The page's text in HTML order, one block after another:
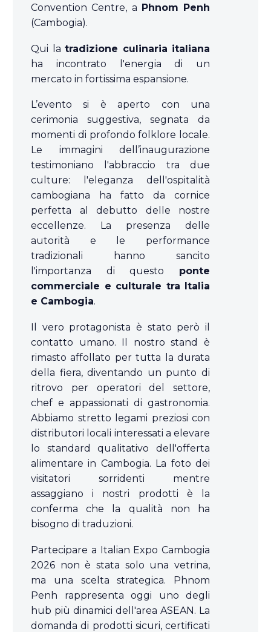
Convention Centre, a Phnom Penh
(Cambogia).
Qui la tradizione culinaria italiana
ha incontrato l'energia di un
mercato in fortissima espansione.
L’evento si è aperto con una
cerimonia suggestiva, segnata da
momenti di profondo folklore locale.
Le immagini dell’inaugurazione
testimoniano l'abbraccio tra due
culture: l'eleganza dell'ospitalità
cambogiana ha fatto da cornice
perfetta al debutto delle nostre
eccellenze. La presenza delle
autorità e le performance
tradizionali hanno sancito
l'importanza di questo ponte
commerciale e culturale tra Italia
e Cambogia.
Il vero protagonista è stato però il
contatto umano. Il nostro stand è
rimasto affollato per tutta la durata
della fiera, diventando un punto di
ritrovo per operatori del settore,
chef e appassionati di gastronomia.
Abbiamo stretto legami preziosi con
distributori locali interessati a elevare
lo standard qualitativo dell'offerta
alimentare in Cambogia. La foto dei
visitatori sorridenti mentre
assaggiano i nostri prodotti è la
conferma che la qualità non ha
bisogno di traduzioni.
Partecipare a Italian Expo Cambogia
2026 non è stata solo una vetrina,
ma una scelta strategica. Phnom
Penh rappresenta oggi uno degli
hub più dinamici dell'area ASEAN. La
domanda di prodotti sicuri, certificati